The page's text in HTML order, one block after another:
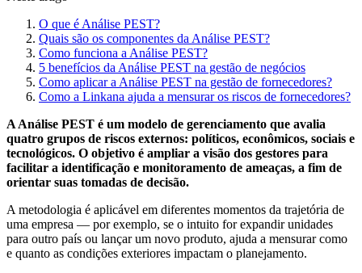
O que é Análise PEST?
Quais são os componentes da Análise PEST?
Como funciona a Análise PEST?
5 benefícios da Análise PEST na gestão de negócios
Como aplicar a Análise PEST na gestão de fornecedores?
Como a Linkana ajuda a mensurar os riscos de fornecedores?
A Análise PEST é um modelo de gerenciamento que avalia
quatro grupos de riscos externos: políticos, econômicos, sociais e
tecnológicos. O objetivo é ampliar a visão dos gestores para
facilitar a identificação e monitoramento de ameaças, a fim de
orientar suas tomadas de decisão.
A metodologia é aplicável em diferentes momentos da trajetória de
uma empresa — por exemplo, se o intuito for expandir unidades
para outro país ou lançar um novo produto, ajuda a mensurar como
e quanto as condições exteriores impactam o planejamento.